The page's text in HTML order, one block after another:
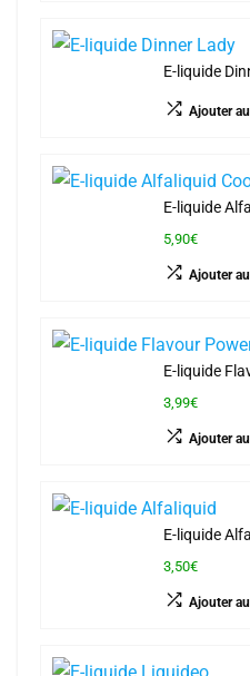
E-liquide
Ajouter
E-liquide
5,90€
Ajouter
E-liquide
3,99€
Ajouter
E-liquide
3,50€
Ajouter